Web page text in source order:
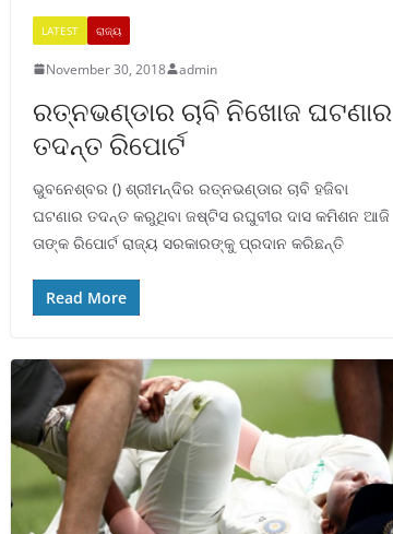
LATEST ରାଜ୍ୟ
November 30, 2018 admin
ରତ୍ନଭଣ୍ଡାର ଚାବି ନିଖୋଜ ଘଟଣାର
ତଦନ୍ତ ରିପୋର୍ଟ
ଭୁବନେଶ୍ବର () ଶ୍ରୀମନ୍ଦିର ରତ୍ନଭଣ୍ଡାର ଚାବି ହଜିବା
ଘଟଣାର ତଦନ୍ତ କରୁଥିବା ଜଷ୍ଟିସ ରଘୁବୀର ଦାସ କମିଶନ ଆଜି
ତାଙ୍କ ରିପୋର୍ଟ ରାଜ୍ୟ ସରକାରଙ୍କୁ ପ୍ରଦାନ କରିଛନ୍ତି
Read More